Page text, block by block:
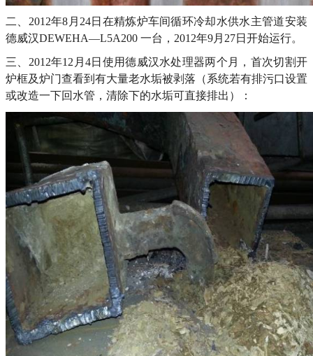
二、2012年8月24日在精炼炉车间循环冷却水供水主管道安装
德威汉DEWEHA—L5A200 一台，2012年9月27日开始运行。
三、2012年12月4日使用德威汉水处理器两个月，首次切割开
炉框及炉门查看到有大量老水垢被剥落（系统若有排污口设置
或改造一下回水管，清除下的水垢可直接排出）：